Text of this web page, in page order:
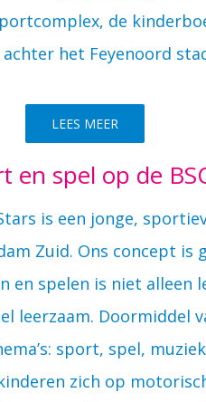
de
het Feyenoord
LEES MEER
en spel op de
is een jonge,
Zuid. Ons concept is
en spelen is niet alleen
leerzaam. Doormiddel
sport, spel,
zich op